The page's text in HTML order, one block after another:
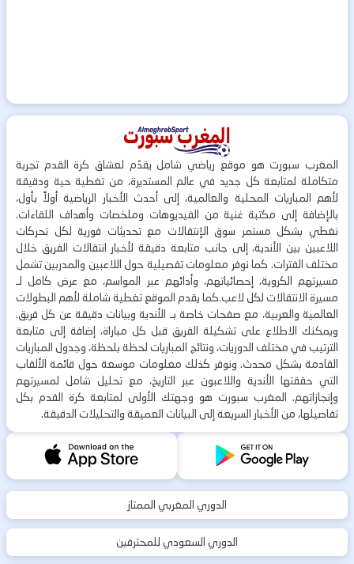
المغرب سبورت هو موقع رياضي شامل يقدّم لعشاق كرة القدم تجربة
متكاملة لمتابعة كل جديد في عالم المستديرة، من تغطية حية ودقيقة
لأهم المباريات المحلية والعالمية، إلى أحدث الأخبار الرياضية أولاً بأول،
بالإضافة إلى مكتبة غنية من الفيديوهات وملخصات وأهداف اللقاءات.
نغطي بشكل مستمر سوق الإنتقالات مع تحديثات فورية لكل تحركات
اللاعبين بين الأندية، إلى جانب متابعة دقيقة لأخبار انتقالات الفريق خلال
مختلف الفترات. كما نوفر معلومات تفصيلية حول اللاعبين والمدربين تشمل
مسيرتهم الكروية، إحصائياتهم، وأدائهم عبر المواسم، مع عرض كامل لـ
مسيرة الانتقالات لكل لاعب.كما يقدم الموقع تغطية شاملة لأهم البطولات
العالمية والعربية، مع صفحات خاصة بـ الأندية وبيانات دقيقة عن كل فريق.
ويمكنك الاطلاع على تشكيلة الفريق قبل كل مباراة، إضافة إلى متابعة
الترتيب في مختلف الدوريات، ونتائج المباريات لحظة بلحظة، وجدول المباريات
القادمة بشكل محدث. ونوفر كذلك معلومات موسعة حول قائمة الألقاب
التي حققتها الأندية واللاعبون عبر التاريخ، مع تحليل شامل لمسيرتهم
وإنجازاتهم. المغرب سبورت هو وجهتك الأولى لمتابعة كرة القدم بكل
تفاصيلها، من الأخبار السريعة إلى البيانات العميقة والتحليلات الدقيقة.
الدوري المغربي الممتاز
الدوري السعودي للمحترفين